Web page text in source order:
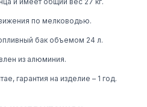
по мелководью.
бак объемом 24 л.
из алюминия.
гарантия на изделие – 1 год.